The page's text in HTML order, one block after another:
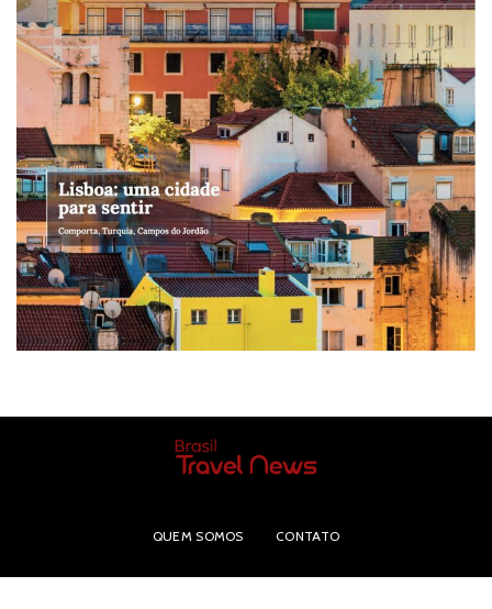
QUEM SOMOS CONTATO